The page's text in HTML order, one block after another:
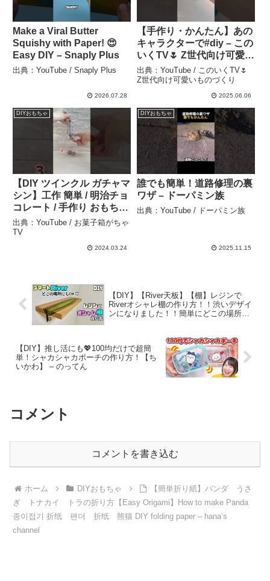
Make a Viral Butter
Squishy with Paper! 😍
Easy DIY – Snaply Plus
出典：YouTube / Snaply Plus
2026.07.28
【手作り・かんたん】あの
キャラクターで#diy – この
いくTV🌷 Z世代向け可愛い
ものづくり
出典：YouTube / このいくTV🌷
Z世代向け可愛いものづくり
2025.06.06
DIYおもちゃ
【DIY ツインクル ガチャマ
シン】工作 簡単 / 明治チョ
コレート / 手作り おもちゃ
/ meiji / ガチャガチャ /
#shorts – お菓子箱がちゃ
出典：YouTube / お菓子箱がちゃ
TV
2024.03.24
DIYおもちゃ
誰でも簡単！道路修理の裏
ワザ – ドーパミン族
出典：YouTube / ドーパミン族
2025.11.15
【DIY】【River天板】【棚】レジンで
Riverオシャレ棚の作り方！！渋いデザイ
ンになりました！！簡単にどこの場所に
ぶきチャンネルDIY
【DIY】推し活にも💖100均だけで超簡
単！シャカシャカポーチの作り方！【ち
いかわ】 – のってん
コメント
コメントを書き込む
ホーム DIYおもちゃ
【簡単折り紙】パンダ うさ
ぎ トナカイ トラの折り方【Easy Origami】How to make Panda
종이접기 折纸 팬더 折纸 熊猫 DIY folding paper – hana’s
channel